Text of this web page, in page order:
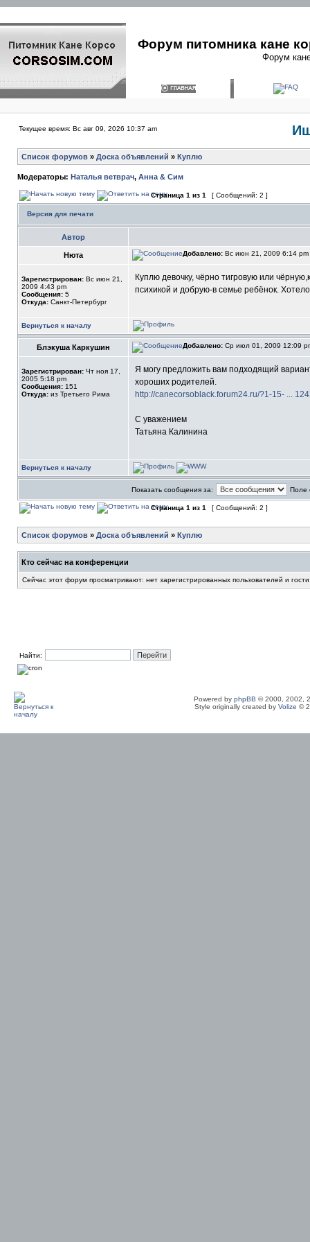
Форум питомника кане
Форум
Текущее время: Вс авг 09, 2026 10:37 am
Список форумов » Доска объявлений » Куплю
Модераторы: Наталья ветврач, Анна & Сим
Страница 1 из 1 [ Сообщений: 2 ]
Версия для печати
Автор
Нюта Добавлено: Вс июн 21, 2009 6:14 pm
Зарегистрирован: Вс июн 21,
2009 4:43 pm
Сообщения: 5
Откуда: Санкт-Петербург
Куплю девочку, чёрно тигровую или
психикой и добрую-в семье ребёнок.
Вернуться к началу
Блэкуша Каркушин Добавлено: Ср июл 01, 2009 12:09
Зарегистрирован: Чт ноя 17,
2005 5:18 pm
Сообщения: 151
Откуда: из Третьего Рима
Я могу предложить вам подходящий
хороших родителей.
http://canecorsoblack.forum24.ru/?1-15- ...
С уважением
Татьяна Калинина
Вернуться к началу
Показать сообщения за: Поле
Страница 1 из 1 [ Сообщений: 2 ]
Список форумов » Доска объявлений » Куплю
Кто сейчас на конференции
Сейчас этот форум просматривают: нет зарегистрированных пользователей и
Найти:
Powered by phpBB © 2000, 2002,
Style originally created by Volize ©